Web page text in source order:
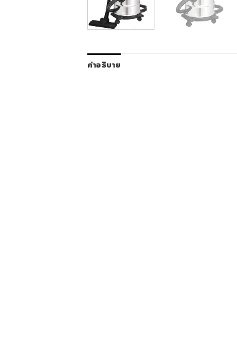
คำอธิบาย